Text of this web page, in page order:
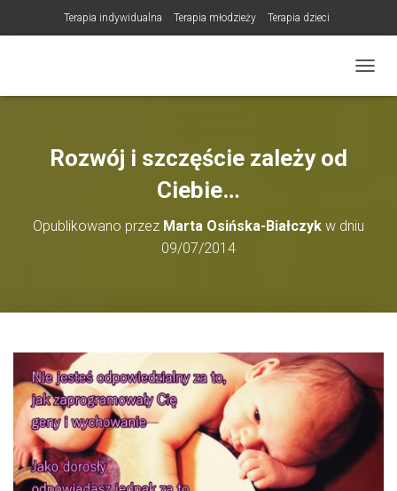
Terapia indywidualna Terapia młodzieży Terapia dzieci
NOWOŚĆ! Trening Komunikacji dla Par
LET Me Go! – Ekspresowa Terapia Lęku (IET)
Konsultacje rodzicielskie
Rozwój i szczęście zależy od
Ciebie…
Opublikowano przez Marta Osińska-Białczyk w dniu
09/07/2014